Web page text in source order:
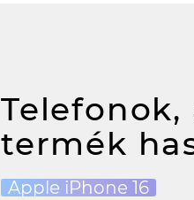
Telefonok,
termék
Apple iPhone 16